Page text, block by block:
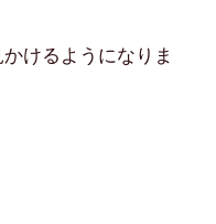
けるようになりま